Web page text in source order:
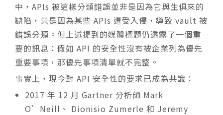
中，APIs 被這樣分類錯誤並非是因為它與生俱來的
缺陷，只是因為某些 APIs 遭受入侵，導致 vault 被
錯誤分類。 但上述提到的媒體標題仍透露了一個重
要的訊息：假如 API 的安全性沒有被企業列為優先
重要事項，那優先事項清單就不完整。
事實上，現今對 API 安全性的要求已成為共識：
2017 年 12 月 Gartner 分析師 Mark
O’Neill、 Dionisio Zumerle 和 Jeremy